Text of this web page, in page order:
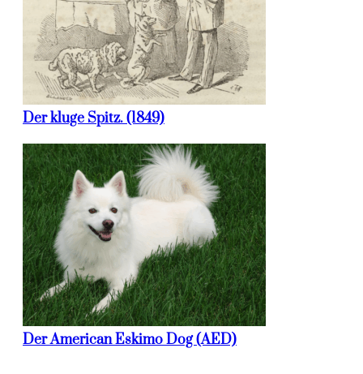
Der kluge Spitz. (1849)
Der American Eskimo Dog (AED)